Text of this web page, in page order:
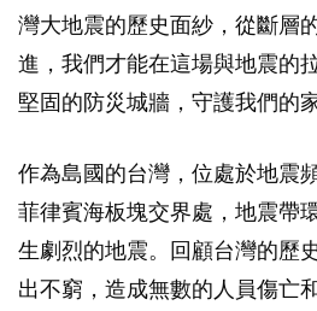
灣大地震的歷史面紗，從斷層
進，我們才能在這場與地震的
堅固的防災城牆，守護我們的
作為島國的台灣，位處於地震
菲律賓海板塊交界處，地震帶
生劇烈的地震。回顧台灣的歷
出不窮，造成無數的人員傷亡